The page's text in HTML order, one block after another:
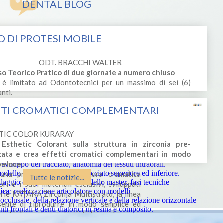
DENTAL BLOG
DI PROTESI MOBILE
ODT. BRACCHI WALTER
Teorico Pratico di due giornate a numero chiuso
limitato ad Odontotecnici per un massimo di sei (6)
e
Corso
totale, domanda e
fasi cliniche e
tecniche.
del tracciato, anatomia dei tessuti intraorali.
e realizzazione del tracciato superiore ed inferiore.
e impronta finale, modello master, fasi tecniche
: realizzazione articolatore con modelli
della relazione verticale e della relazione orizzontale
frontali e denti diatorici in resina e composito.
CROMATICI COMPLEMENTARI
COLOR KURARAY
Esthetic Colorant sulla struttura in zirconia pre-
e crea effetti cromatici complementari in modo
propria, unica, struttura cromatica
e i suoi materiali esclusivi, sviluppati
KATANA Zirconia Multistrato, la linea
di riprodurre in modo semplice ed
di queste caratteristiche uniche.
Tutte le notizie...